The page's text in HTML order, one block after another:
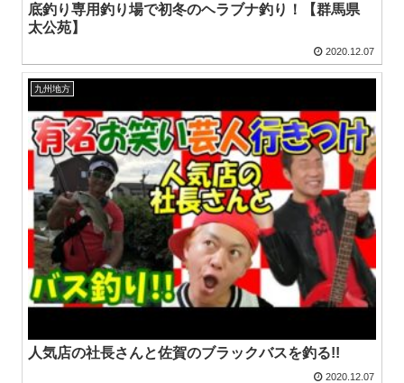
底釣り専用釣り場で初冬のヘラブナ釣り！【群馬県
太公苑】
2020.12.07
九州地方
人気店の社長さんと佐賀のブラックバスを釣る!!
2020.12.07